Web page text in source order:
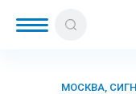
МОСКВА,